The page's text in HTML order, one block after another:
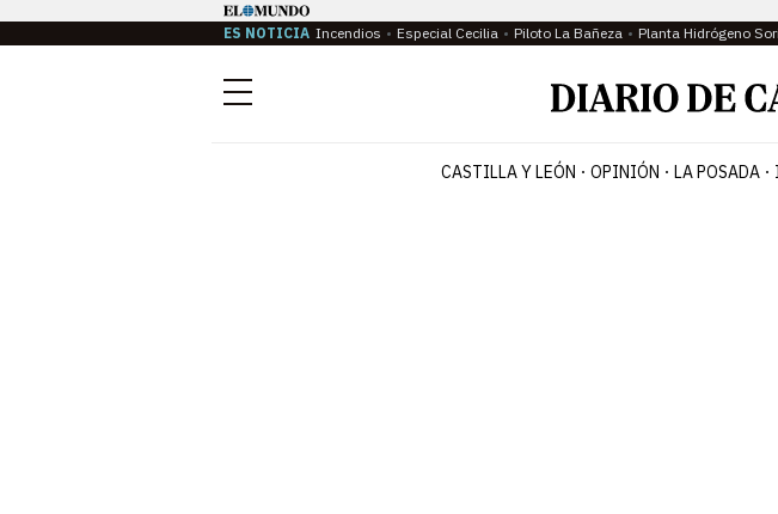
ES NOTICIA Incendios Especial Cecilia Piloto La Bañeza Planta Hidrógeno
Menú
CASTILLA Y LEÓN OPINIÓN LA POSADA